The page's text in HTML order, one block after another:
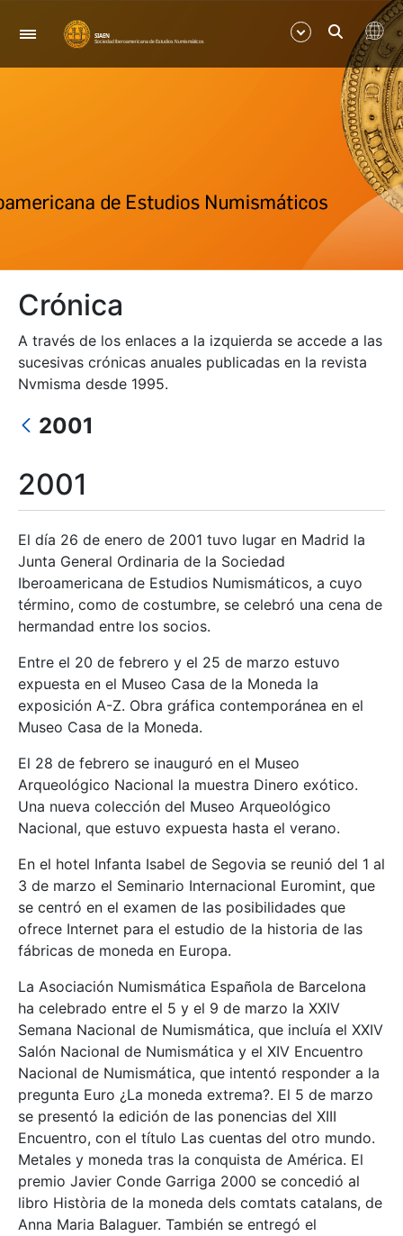
Navegación
Mostrar/Ocultar
Mostrar/Ocultar
Mostrar/Ocultar
Crónica
A través de los enlaces a la izquierda se accede a las
sucesivas crónicas anuales publicadas en la revista
Nvmisma desde 1995.
2001
2001
El día 26 de enero de 2001 tuvo lugar en Madrid la
Junta General Ordinaria de la Sociedad
Iberoamericana de Estudios Numismáticos, a cuyo
término, como de costumbre, se celebró una cena de
hermandad entre los socios.
Entre el 20 de febrero y el 25 de marzo estuvo
expuesta en el Museo Casa de la Moneda la
exposición A-Z. Obra gráfica contemporánea en el
Museo Casa de la Moneda.
El 28 de febrero se inauguró en el Museo
Arqueológico Nacional la muestra Dinero exótico.
Una nueva colección del Museo Arqueológico
Nacional, que estuvo expuesta hasta el verano.
En el hotel Infanta Isabel de Segovia se reunió del 1 al
3 de marzo el Seminario Internacional Euromint, que
se centró en el examen de las posibilidades que
ofrece Internet para el estudio de la historia de las
fábricas de moneda en Europa.
La Asociación Numismática Española de Barcelona
ha celebrado entre el 5 y el 9 de marzo la XXIV
Semana Nacional de Numismática, que incluía el XXIV
Salón Nacional de Numismática y el XIV Encuentro
Nacional de Numismática, que intentó responder a la
pregunta Euro ¿La moneda extrema?. El 5 de marzo
se presentó la edición de las ponencias del XIII
Encuentro, con el título Las cuentas del otro mundo.
Metales y moneda tras la conquista de América. El
premio Javier Conde Garriga 2000 se concedió al
libro Història de la moneda dels comtats catalans, de
Anna Maria Balaguer. También se entregó el